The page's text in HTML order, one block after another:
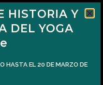
HISTORIA Y
DEL YOGA
HASTA EL 20 DE MARZO DE